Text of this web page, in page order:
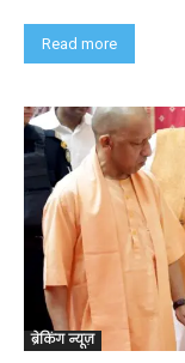
Read more
ब्रेकिंग न्यूज़